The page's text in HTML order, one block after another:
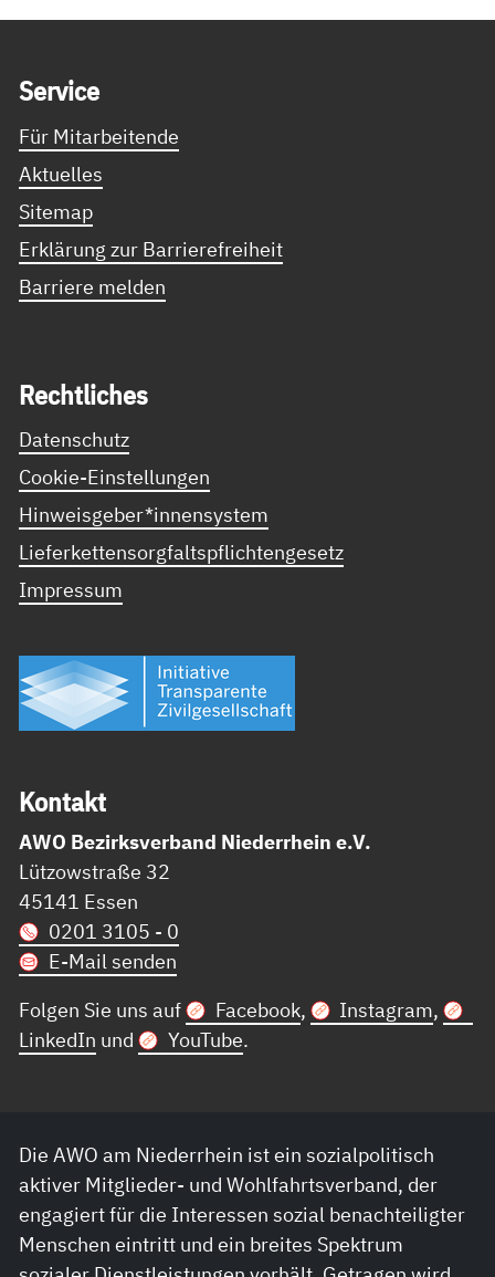
Ser­vice
Für Mitarbeitende
Aktuelles
Sitemap
Erklärung zur Barrierefreiheit
Barriere melden
Recht­li­ches
Datenschutz
Cookie-Einstellungen
Hinweisgeber*innensystem
Lieferkettensorgfaltspflichtengesetz
Impressum
Kon­takt
AWO Bezirksverband Niederrhein e.V.
Lützowstraße 32
45141 Essen
0201 3105 - 0
E-Mail senden
Folgen Sie uns auf
Facebook, Instagram,
LinkedIn und YouTube.
Die AWO am Niederrhein ist ein sozialpolitisch
aktiver Mitglieder- und Wohlfahrtsverband, der
engagiert für die Interessen sozial benachteiligter
Menschen eintritt und ein breites Spektrum